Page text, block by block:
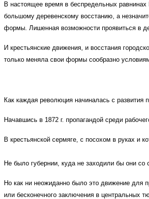
В настоящее время в беспредельных равнинах
большому деревенскому восстанию, а
формы. Лишенная возможности проявиться в
И крестьянские движения, и восстания
только меняла свои формы сообразно
Как каждая революция начиналась с развития
Начавшись в 1872 г. пропагандой среди
В крестьянской сермяге, с посохом в руках и
Не было губернии, куда не заходили бы они
Но как ни неожиданно было это движение для
или бесконечного заключения в центральных